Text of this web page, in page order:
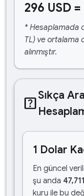
296 USD
* Hesaplamada
TL) ve ortalama
alınmıştır.
help_centerSıkça
1 Dolar
En güncel
şu anda
kuru ile bu